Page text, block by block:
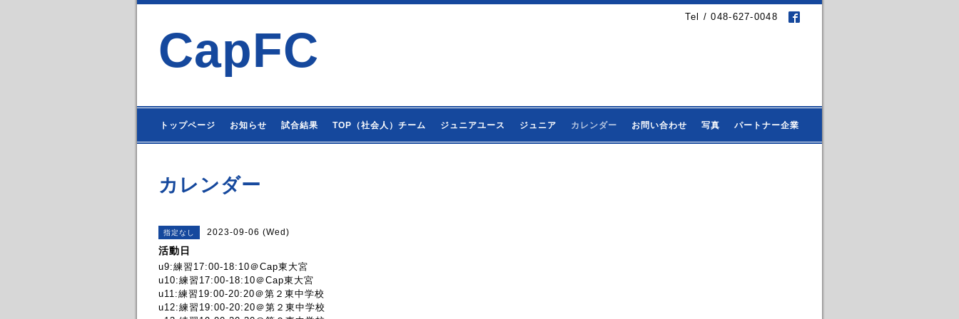
Tel / 048-627-0048
CapFC
トップページ お知らせ 試合結果 TOP（社会人）チーム ジュニアユース ジュニア カレンダー お問い合わせ 写真 パートナー企業
カレンダー
指定なし 2023-09-06 (Wed)
活動日
u9:練習17:00-18:10＠Cap東大宮
u10:練習17:00-18:10＠Cap東大宮
u11:練習19:00-20:20＠第２東中学校
u12:練習19:00-20:20＠第２東中学校